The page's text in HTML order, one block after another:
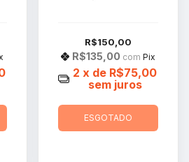
R$150,00
R$135,00 com Pix
2 x de R$75,00
sem juros
ESGOTADO